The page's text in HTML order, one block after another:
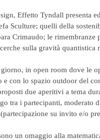
Effetto Tyndall presenta
Sculture; quelli della
Crimaudo; le
sulla gravità
in open room dove le
e con lo spazio outdoor del
due aperitivi a tema
tra i partecipanti, moderato
su invito e/o
un omaggio alla